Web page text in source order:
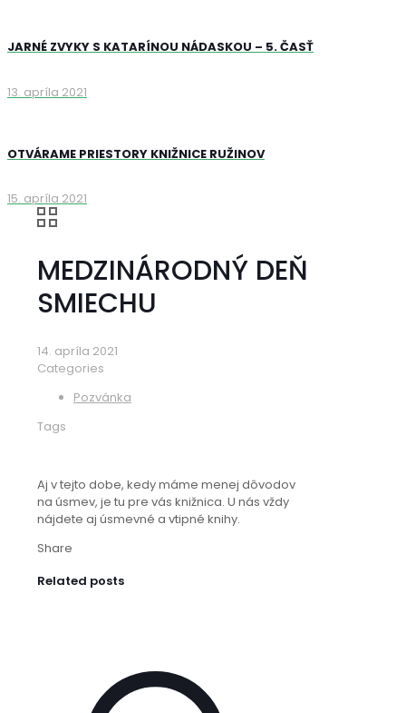
JARNÉ ZVYKY S KATARÍNOU NÁDASKOU – 5. ČASŤ
13. apríla 2021
OTVÁRAME PRIESTORY KNIŽNICE RUŽINOV
15. apríla 2021
MEDZINÁRODNÝ DEŇ
SMIECHU
14. apríla 2021
Categories
Pozvánka
Tags
Aj v tejto dobe, kedy máme menej dôvodov
na úsmev, je tu pre vás knižnica. U nás vždy
nájdete aj úsmevné a vtipné knihy.
Share
Related posts